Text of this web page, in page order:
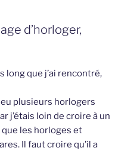
d’horloger,
long que j’ai rencontré,
eu plusieurs horlogers
j’étais loin de croire à un
les horloges et
Il faut croire qu’il a